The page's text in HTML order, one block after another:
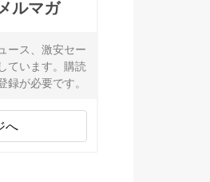
ルマガ
ース、激安セー
ています。購読
が必要です。
へ